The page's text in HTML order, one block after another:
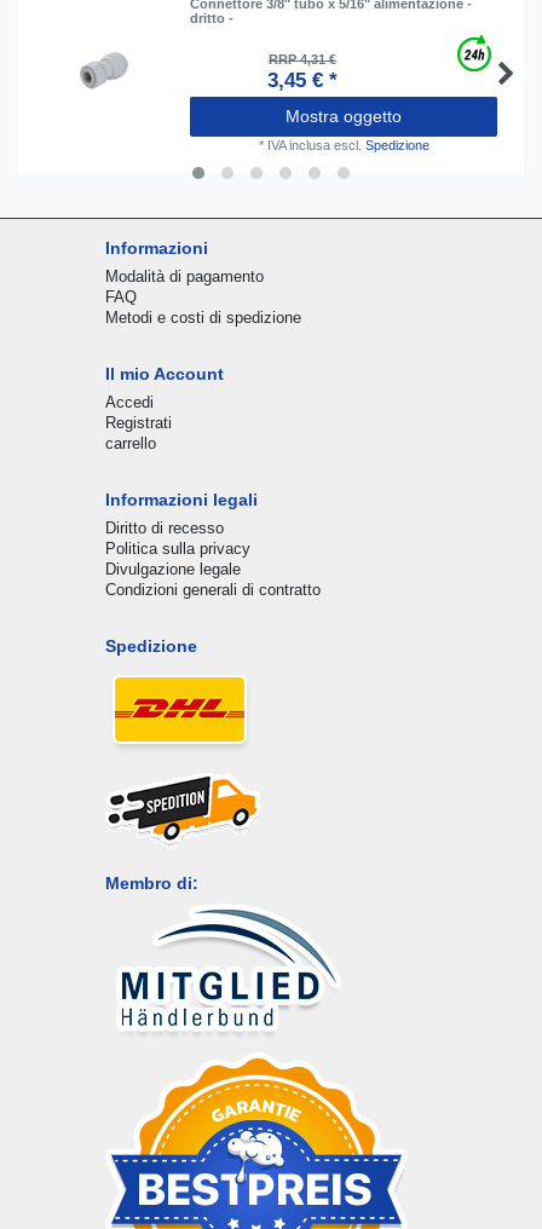
Connettore 3/8" tubo x 5/16" alimentazione -
dritto -
RRP 4,31 €
3,45 € *
Mostra oggetto
* IVA inclusaescl. Spedizione
Informazioni
Modalità di pagamento
FAQ
Metodi e costi di spedizione
Il mio Account
Accedi
Registrati
carrello
Informazioni legali
Diritto di recesso
Politica sulla privacy
Divulgazione legale
Condizioni generali di contratto
Spedizione
Membro di: